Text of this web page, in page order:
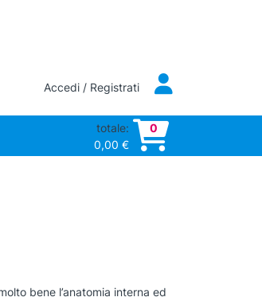
Accedi / Registrati
totale:
0,00 €
0
bene l’anatomia interna ed